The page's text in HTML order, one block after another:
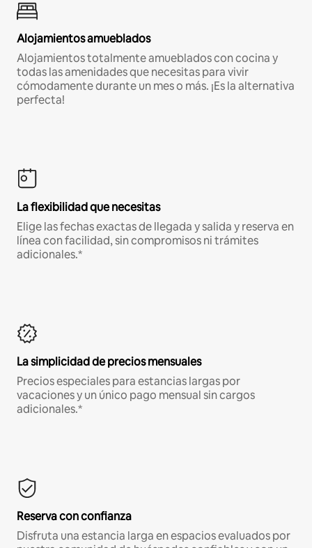
Alojamientos amueblados
Alojamientos totalmente amueblados con cocina y
todas las amenidades que necesitas para vivir
cómodamente durante un mes o más. ¡Es la alternativa
perfecta!
La flexibilidad que necesitas
Elige las fechas exactas de llegada y salida y reserva en
línea con facilidad, sin compromisos ni trámites
adicionales.*
La simplicidad de precios mensuales
Precios especiales para estancias largas por
vacaciones y un único pago mensual sin cargos
adicionales.*
Reserva con confianza
Disfruta una estancia larga en espacios evaluados por